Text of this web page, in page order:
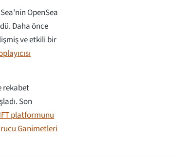
OpenSea
Daha önce
ve etkili bir
rekabet
Son
platformunu
Ganimetleri